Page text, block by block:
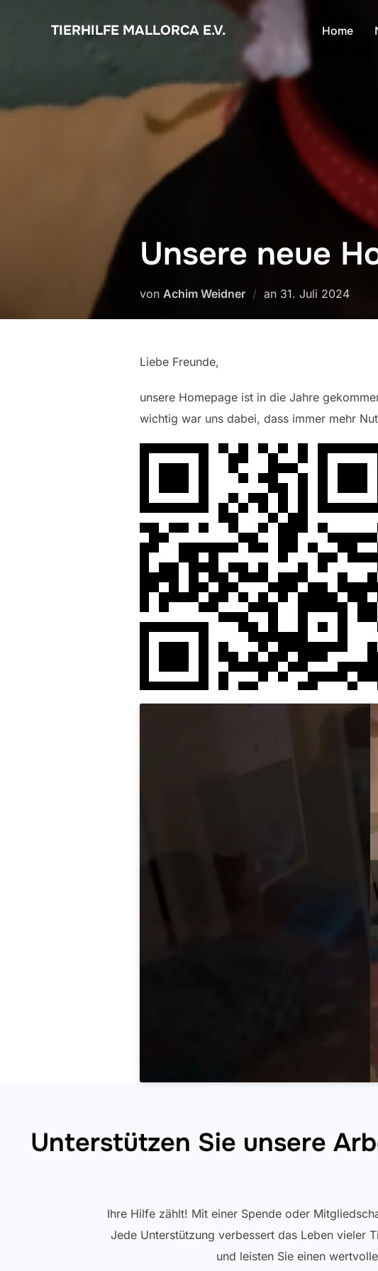
TIERHILFE MALLORCA E.V. Home
Unsere neue
von Achim Weidner an Veröffentlicht
31. Juli 2024
Liebe Freunde,
unsere Homepage ist in die Jahre
wichtig war uns dabei, dass immer mehr
Unterstützen Sie unsere
Ihre Hilfe zählt! Mit einer Spende oder
Jede Unterstützung verbessert das Leben vieler
und leisten Sie einen